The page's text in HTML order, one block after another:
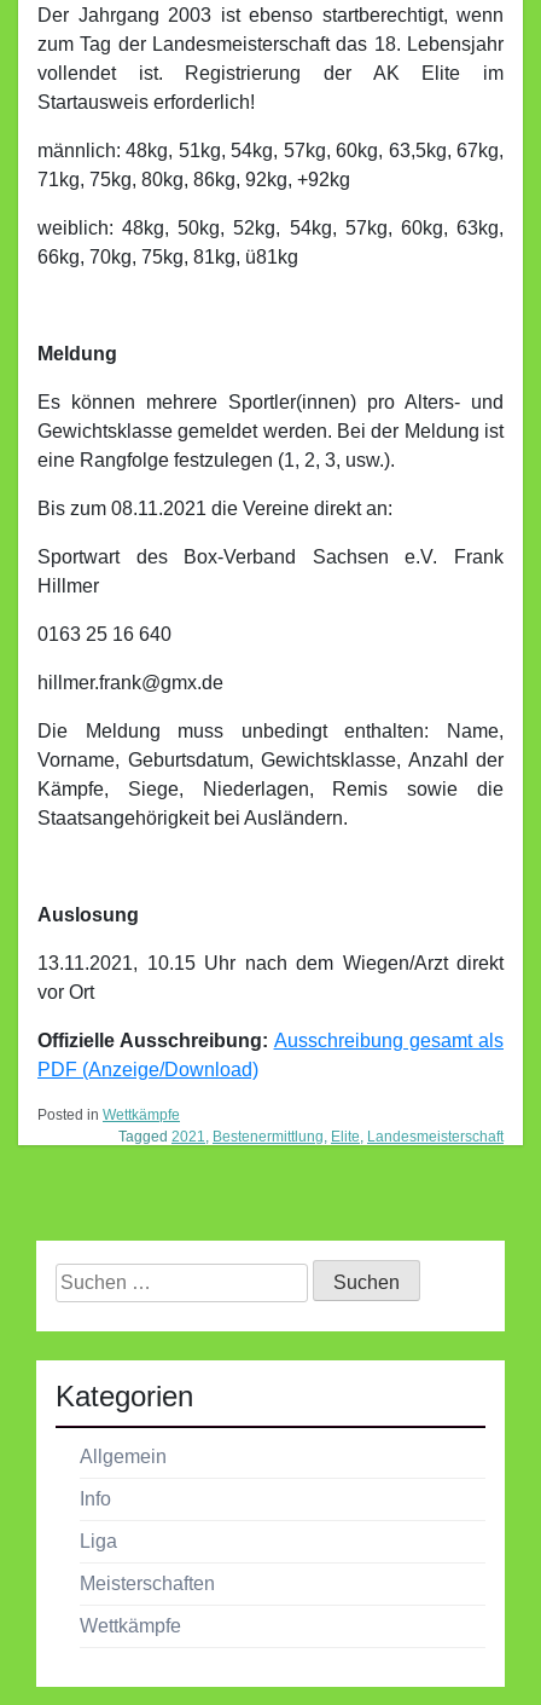
Der Jahrgang 2003 ist ebenso startberechtigt, wenn
zum Tag der Landesmeisterschaft das 18. Lebensjahr
vollendet ist. Registrierung der AK Elite im
Startausweis erforderlich!
männlich: 48kg, 51kg, 54kg, 57kg, 60kg, 63,5kg, 67kg,
71kg, 75kg, 80kg, 86kg, 92kg, +92kg
weiblich: 48kg, 50kg, 52kg, 54kg, 57kg, 60kg, 63kg,
66kg, 70kg, 75kg, 81kg, ü81kg
Meldung
Es können mehrere Sportler(innen) pro Alters- und
Gewichtsklasse gemeldet werden. Bei der Meldung ist
eine Rangfolge festzulegen (1, 2, 3, usw.).
Bis zum 08.11.2021 die Vereine direkt an:
Sportwart des Box-Verband Sachsen e.V. Frank
Hillmer
0163 25 16 640
hillmer.frank@gmx.de
Die Meldung muss unbedingt enthalten: Name,
Vorname, Geburtsdatum, Gewichtsklasse, Anzahl der
Kämpfe, Siege, Niederlagen, Remis sowie die
Staatsangehörigkeit bei Ausländern.
Auslosung
13.11.2021, 10.15 Uhr nach dem Wiegen/Arzt direkt
vor Ort
Offizielle Ausschreibung: Ausschreibung gesamt als
PDF (Anzeige/Download)
Posted in Wettkämpfe
Tagged 2021, Bestenermittlung, Elite, Landesmeisterschaft
Suchen
nach:
Kategorien
Allgemein
Info
Liga
Meisterschaften
Wettkämpfe